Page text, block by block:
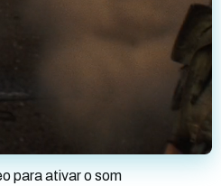
para ativar o som